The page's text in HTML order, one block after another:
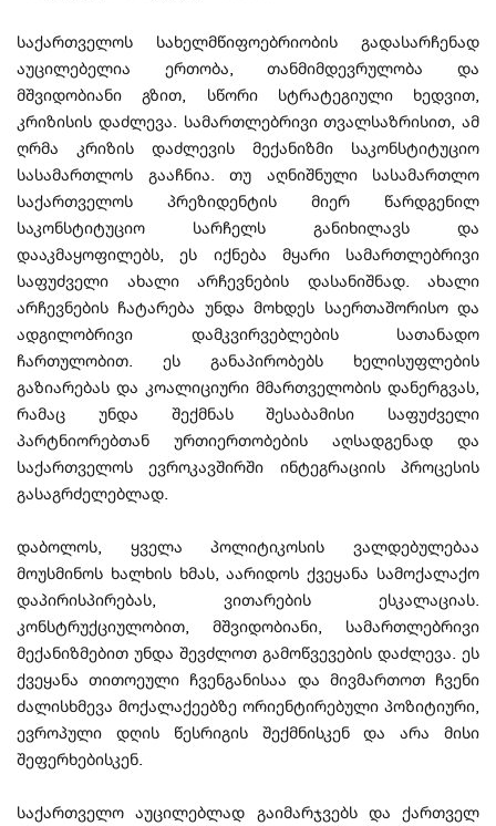
საქართველოს სახელმწიფოებრიობის გადასარჩენად
აუცილებელია ერთობა, თანმიმდევრულობა და
მშვიდობიანი გზით, სწორი სტრატეგიული ხედვით,
კრიზისის დაძლევა. სამართლებრივი თვალსაზრისით, ამ
ღრმა კრიზის დაძლევის მექანიზმი საკონსტიტუციო
სასამართლოს გააჩნია. თუ აღნიშნული სასამართლო
საქართველოს პრეზიდენტის მიერ წარდგენილ
საკონსტიტუციო სარჩელს განიხილავს და
დააკმაყოფილებს, ეს იქნება მყარი სამართლებრივი
საფუძველი ახალი არჩევნების დასანიშნად. ახალი
არჩევნების ჩატარება უნდა მოხდეს საერთაშორისო და
ადგილობრივი დამკვირვებლების სათანადო
ჩართულობით. ეს განაპირობებს ხელისუფლების
გაზიარებას და კოალიციური მმართველობის დანერგვას,
რამაც უნდა შექმნას შესაბამისი საფუძველი
პარტნიორებთან ურთიერთობების აღსადგენად და
საქართველოს ევროკავშირში ინტეგრაციის პროცესის
გასაგრძელებლად.
დაბოლოს, ყველა პოლიტიკოსის ვალდებულებაა
მოუსმინოს ხალხის ხმას, აარიდოს ქვეყანა სამოქალაქო
დაპირისპირებას, ვითარების ესკალაციას.
კონსტრუქციულობით, მშვიდობიანი, სამართლებრივი
მექანიზმებით უნდა შევძლოთ გამოწვევების დაძლევა. ეს
ქვეყანა თითოეული ჩვენგანისაა და მივმართოთ ჩვენი
ძალისხმევა მოქალაქეებზე ორიენტირებული პოზიტიური,
ევროპული დღის წესრიგის შექმნისკენ და არა მისი
შეფერხებისკენ.
საქართველო აუცილებლად გაიმარჯვებს და ქართველ